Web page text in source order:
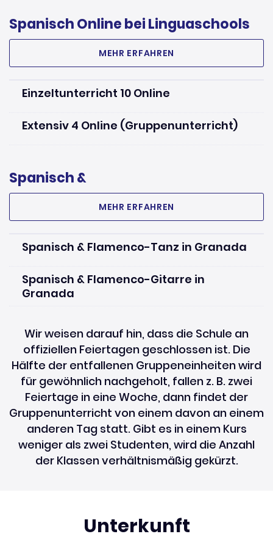
Spanisch Online bei Linguaschools
MEHR ERFAHREN
Einzeltunterricht 10 Online
Extensiv 4 Online (Gruppenunterricht)
Spanisch &
MEHR ERFAHREN
Spanisch & Flamenco-Tanz in Granada
Spanisch & Flamenco-Gitarre in
Granada
Wir weisen darauf hin, dass die Schule an
offiziellen Feiertagen geschlossen ist. Die
Hälfte der entfallenen Gruppeneinheiten wird
für gewöhnlich nachgeholt, fallen z. B. zwei
Feiertage in eine Woche, dann findet der
Gruppenunterricht von einem davon an einem
anderen Tag statt. Gibt es in einem Kurs
weniger als zwei Studenten, wird die Anzahl
der Klassen verhältnismäßig gekürzt.
Unterkunft